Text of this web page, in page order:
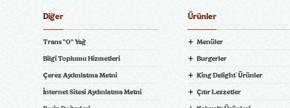
Ürünler
Menüler
Burgerler
King Delight® Ürünler
Çıtır Lezzetler
Diğer
Trans "0" Yağ
Bilgi Toplumu Hizmetleri
Çerez Aydınlatma Metni
İnternet Sitesi Aydınlatma Metni